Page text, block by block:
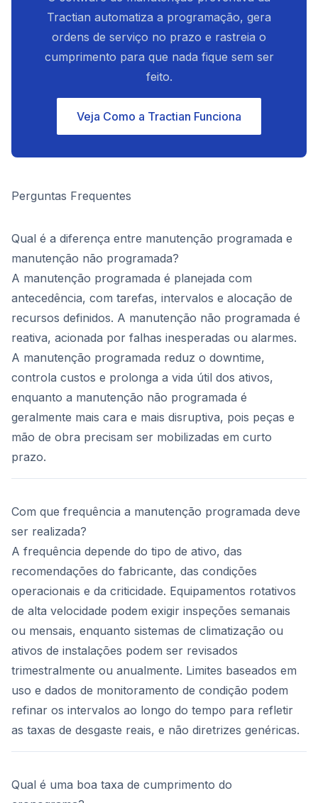
Tractian automatiza a programação, gera
ordens de serviço no prazo e rastreia o
cumprimento para que nada fique sem ser
feito.
Veja Como a Tractian Funciona
Perguntas Frequentes
Qual é a diferença entre manutenção programada e
manutenção não programada?
A manutenção programada é planejada com
antecedência, com tarefas, intervalos e alocação de
recursos definidos. A manutenção não programada é
reativa, acionada por falhas inesperadas ou alarmes.
A manutenção programada reduz o downtime,
controla custos e prolonga a vida útil dos ativos,
enquanto a manutenção não programada é
geralmente mais cara e mais disruptiva, pois peças e
mão de obra precisam ser mobilizadas em curto
prazo.
Com que frequência a manutenção programada deve
ser realizada?
A frequência depende do tipo de ativo, das
recomendações do fabricante, das condições
operacionais e da criticidade. Equipamentos rotativos
de alta velocidade podem exigir inspeções semanais
ou mensais, enquanto sistemas de climatização ou
ativos de instalações podem ser revisados
trimestralmente ou anualmente. Limites baseados em
uso e dados de monitoramento de condição podem
refinar os intervalos ao longo do tempo para refletir
as taxas de desgaste reais, e não diretrizes genéricas.
Qual é uma boa taxa de cumprimento do